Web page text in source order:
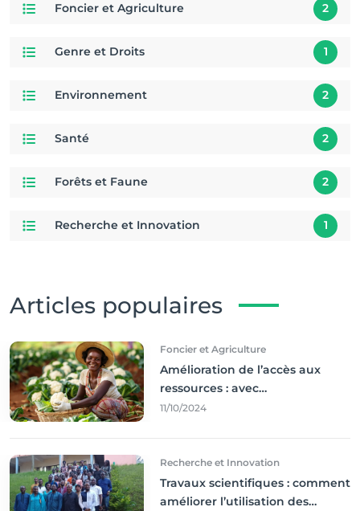
Foncier et Agriculture 2
Genre et Droits 1
Environnement 2
Santé 2
Forêts et Faune 2
Recherche et Innovation 1
Articles populaires
Foncier et Agriculture
Amélioration de l’accès aux
ressources : avec
l'incontournable ’agriculture
11/10/2024
Recherche et Innovation
Travaux scientifiques : comment
améliorer l’utilisation des